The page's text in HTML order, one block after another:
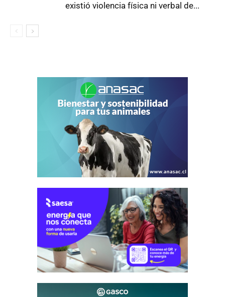
existió violencia física ni verbal de...